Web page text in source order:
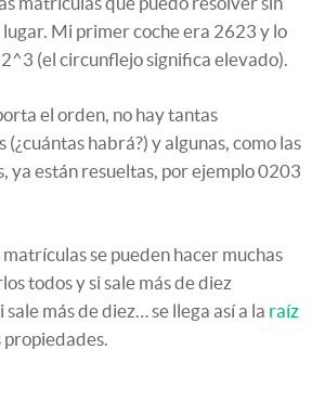
Mi primer coche era 2623 y lo
(el circunflejo significa elevado).
el orden, no hay tantas
habrá?) y algunas, como las
ya están resueltas, por ejemplo 0203
se pueden hacer muchas
todos y si sale más de diez
más de diez… se llega así a la raíz
propiedades.